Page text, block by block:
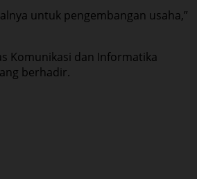
untuk pengembangan usaha,”
Komunikasi dan Informatika
berhadir.